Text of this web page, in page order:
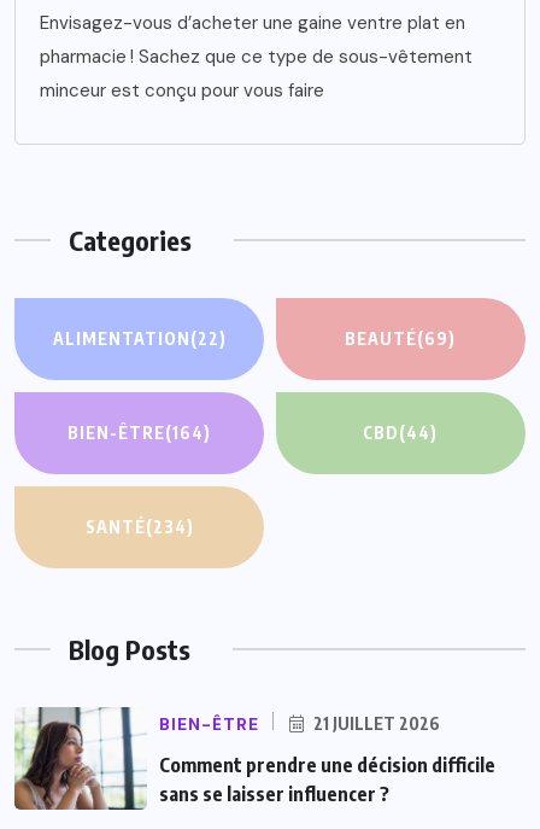
Envisagez-vous d’acheter une gaine ventre plat en
pharmacie ! Sachez que ce type de sous-vêtement
minceur est conçu pour vous faire
Categories
ALIMENTATION(22) BEAUTÉ(69)
BIEN-ÊTRE(164) CBD(44)
SANTÉ(234)
Blog Posts
BIEN-ÊTRE 21 JUILLET 2026
Comment prendre une décision difficile
sans se laisser influencer ?